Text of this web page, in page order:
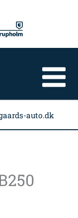
auto.dk